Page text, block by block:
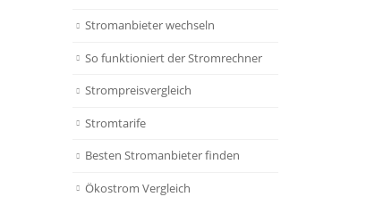
Stromanbieter wechseln
So funktioniert der Stromrechner
Strompreisvergleich
Stromtarife
Besten Stromanbieter finden
Ökostrom Vergleich